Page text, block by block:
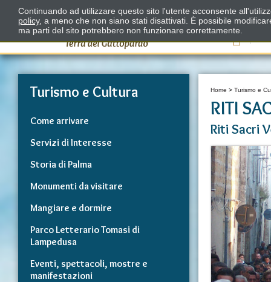
Il
Turismo e Cultura
Come arrivare
Servizi di Interesse
Storia di Palma
Monumenti da visitare
Mangiare e dormire
Parco Letterario Tomasi di
Lampedusa
Eventi, spettacoli, mostre e
manifestazioni
Home >Turismo e
RITI
Riti Sacri
Continuando ad utilizzare questo sito l'utente acconsente
policy, a meno che non siano stati disattivati. È possibile
ma parti del sito potrebbero non funzionare correttamente.